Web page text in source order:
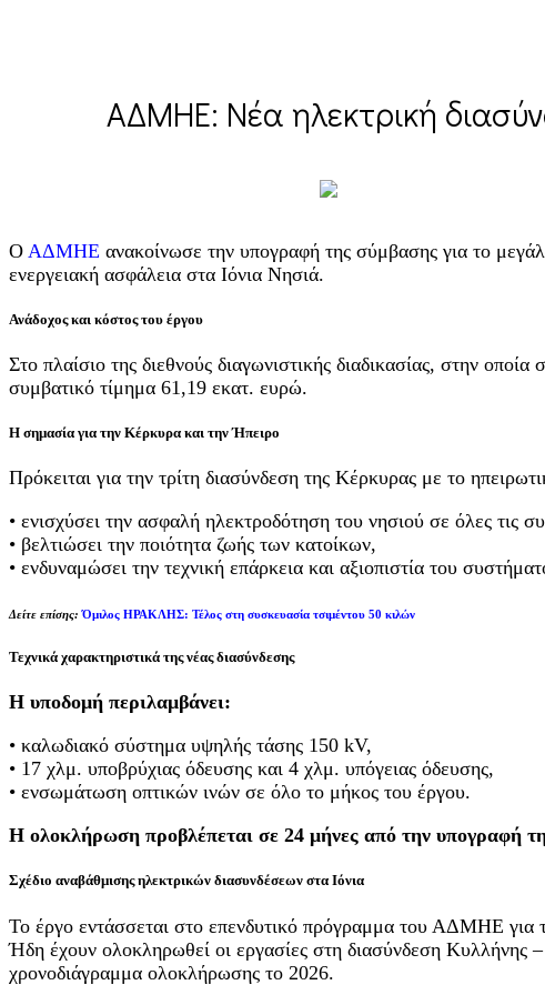
ΑΔΜΗΕ: Νέα ηλεκτρική
Ο ΑΔΜΗΕ ανακοίνωσε την υπογραφή της σύμβασης για το
ενεργειακή ασφάλεια στα Ιόνια Νησιά.
Ανάδοχος και κόστος του έργου
Στο πλαίσιο της διεθνούς διαγωνιστικής διαδικασίας, στην
συμβατικό τίμημα 61,19 εκατ. ευρώ.
Η σημασία για την Κέρκυρα και την Ήπειρο
Πρόκειται για την τρίτη διασύνδεση της Κέρκυρας με το
• ενισχύσει την ασφαλή ηλεκτροδότηση του νησιού σε όλες τις
• βελτιώσει την ποιότητα ζωής των κατοίκων,
• ενδυναμώσει την τεχνική επάρκεια και αξιοπιστία του
Δείτε επίσης: Όμιλος ΗΡΑΚΛΗΣ: Τέλος στη συσκευασία τσιμέντου 50 κιλών
Τεχνικά χαρακτηριστικά της νέας διασύνδεσης
Η υποδομή περιλαμβάνει:
• καλωδιακό σύστημα υψηλής τάσης 150 kV,
• 17 χλμ. υποβρύχιας όδευσης και 4 χλμ. υπόγειας όδευσης,
• ενσωμάτωση οπτικών ινών σε όλο το μήκος του έργου.
Η ολοκλήρωση προβλέπεται σε 24 μήνες από την υπογραφή
Σχέδιο αναβάθμισης ηλεκτρικών διασυνδέσεων στα Ιόνια
Το έργο εντάσσεται στο επενδυτικό πρόγραμμα του ΑΔΜΗΕ για
Ήδη έχουν ολοκληρωθεί οι εργασίες στη διασύνδεση Κυλλήνης
χρονοδιάγραμμα ολοκλήρωσης το 2026.